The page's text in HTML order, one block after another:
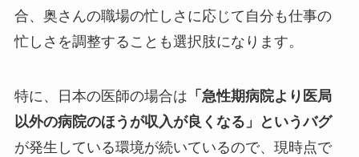
合、奥さんの職場の忙しさに応じて自分も仕事の
忙しさを調整することも選択肢になります。
特に、日本の医師の場合は 「急性期病院より医局
以外の病院のほうが収入が良くなる」というバグ
が発生している環境が続いているので、現時点で